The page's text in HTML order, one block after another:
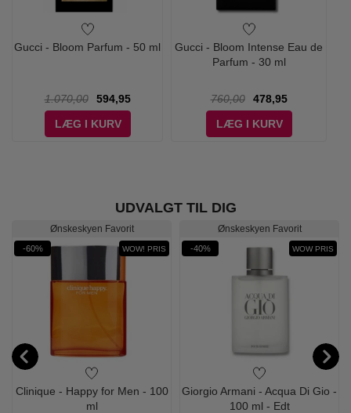
Gucci - Bloom Parfum - 50 ml
1.070,00
594,95
LÆG I KURV
Gucci - Bloom Intense Eau de
Parfum - 30 ml
760,00
478,95
LÆG I KURV
UDVALGT TIL DIG
Ønskeskyen Favorit
-60% WOW! PRIS
Clinique - Happy for Men - 100
ml
Ønskeskyen Favorit
-40% WOW PRIS
Giorgio Armani - Acqua Di Gio -
100 ml - Edt